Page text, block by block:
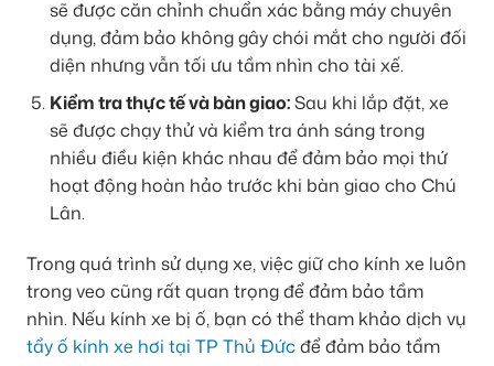
sẽ được căn chỉnh chuẩn xác bằng máy chuyên
dụng, đảm bảo không gây chói mắt cho người đối
diện nhưng vẫn tối ưu tầm nhìn cho tài xế.
Kiểm tra thực tế và bàn giao:Sau khi lắp đặt, xe
sẽ được chạy thử và kiểm tra ánh sáng trong
nhiều điều kiện khác nhau để đảm bảo mọi thứ
hoạt động hoàn hảo trước khi bàn giao cho Chú
Lân.
Trong quá trình sử dụng xe, việc giữ cho kính xe luôn
trong veo cũng rất quan trọng để đảm bảo tầm
nhìn. Nếu kính xe bị ố, bạn có thể tham khảo dịch vụ
tẩy ố kính xe hơi tại TP Thủ Đứcđể đảm bảo tầm